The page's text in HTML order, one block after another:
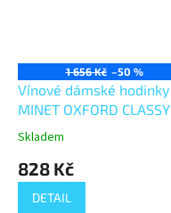
1 656 Kč –50 %
Vínové dámské hodinky
MINET OXFORD CLASSY
BORDEAUX MWL5105
Skladem
828 Kč
DETAIL